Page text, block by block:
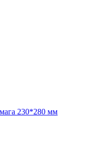
230*280 мм